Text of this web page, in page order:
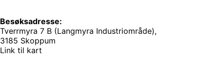
Besøksadresse:
Tverrmyra 7 B (Langmyra Industriområde),
3185 Skoppum
Link til kart